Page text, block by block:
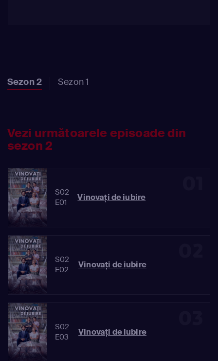
Sezon 2 Sezon 1
Vezi următoarele episoade din
sezon 2
S02
E01
Vinovaţi de iubire
S02
E02
Vinovaţi de iubire
S02
E03
Vinovaţi de iubire